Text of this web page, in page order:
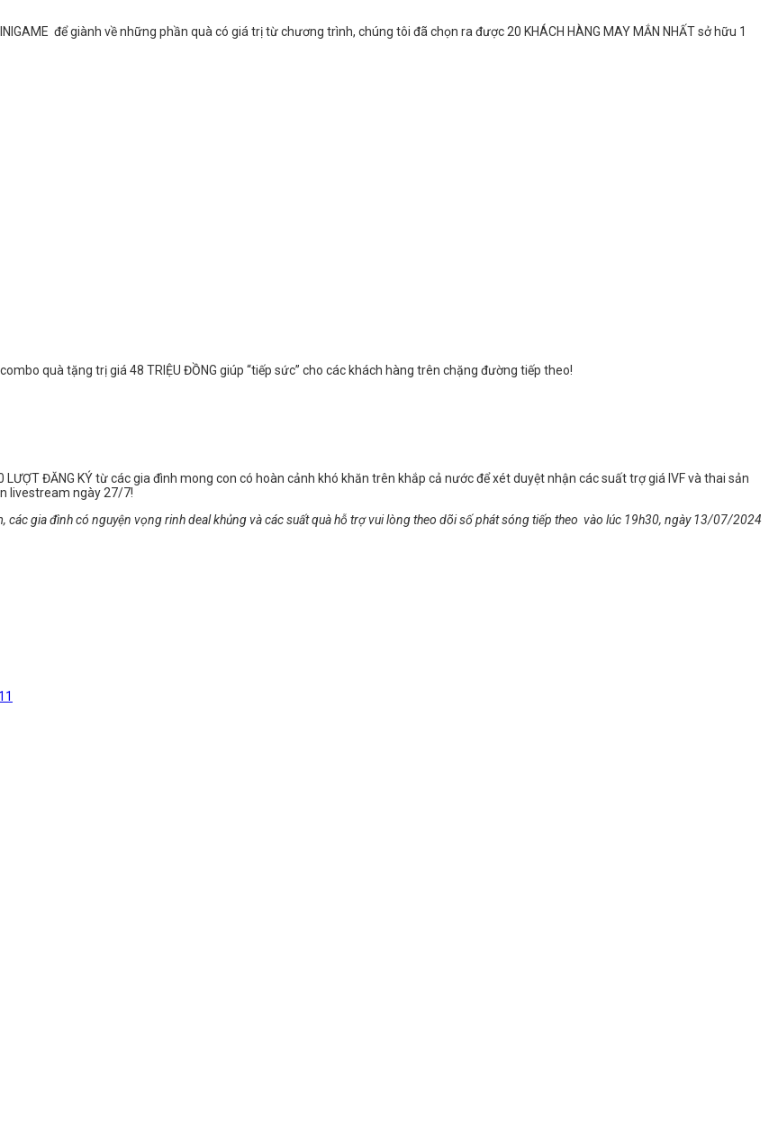
để giành về những phần quà có giá trị từ chương trình, chúng tôi đã chọn ra được 20 KHÁCH HÀNG MAY MẮN NHẤT sở hữu 1
quà tặng trị giá 48 TRIỆU ĐỒNG giúp “tiếp sức” cho các khách hàng trên chặng đường tiếp theo!
ĐĂNG KÝ từ các gia đình mong con có hoàn cảnh khó khăn trên khắp cả nước để xét duyệt nhận các suất trợ giá IVF và thai sản
livestream ngày 27/7!
các gia đình có nguyện vọng rinh deal khủng và các suất quà hỗ trợ vui lòng theo dõi số phát sóng tiếp theo vào lúc 19h30, ngày 13/07/2024